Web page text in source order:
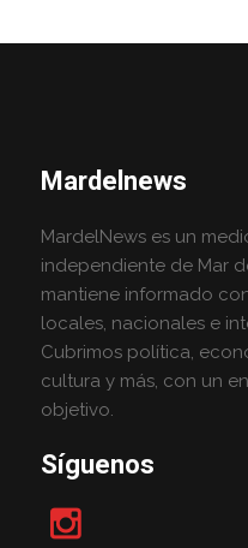
Mardelnews
MardelNews es un
independiente de Mar
mantiene informado
locales, nacionales e
Cubrimos política,
cultura y más, con un
objetivo.
Síguenos